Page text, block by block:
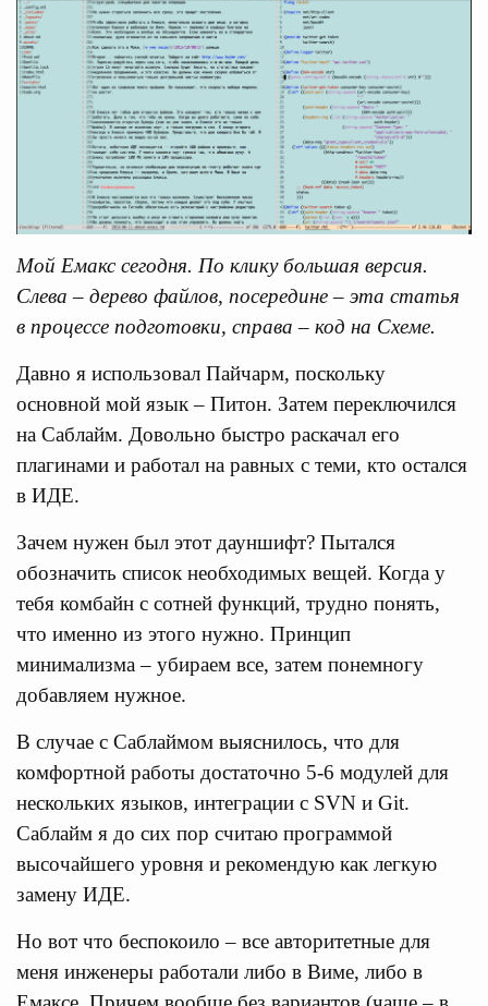
Мой Емакс сегодня. По клику большая версия.
Слева – дерево файлов, посередине – эта статья
в процессе подготовки, справа – код на Схеме.
Давно я использовал Пайчарм, поскольку
основной мой язык – Питон. Затем переключился
на Саблайм. Довольно быстро раскачал его
плагинами и работал на равных с теми, кто остался
в ИДЕ.
Зачем нужен был этот дауншифт? Пытался
обозначить список необходимых вещей. Когда у
тебя комбайн с сотней функций, трудно понять,
что именно из этого нужно. Принцип
минимализма – убираем все, затем понемногу
добавляем нужное.
В случае с Саблаймом выяснилось, что для
комфортной работы достаточно 5-6 модулей для
нескольких языков, интеграции с SVN и Git.
Саблайм я до сих пор считаю программой
высочайшего уровня и рекомендую как легкую
замену ИДЕ.
Но вот что беспокоило – все авторитетные для
меня инженеры работали либо в Виме, либо в